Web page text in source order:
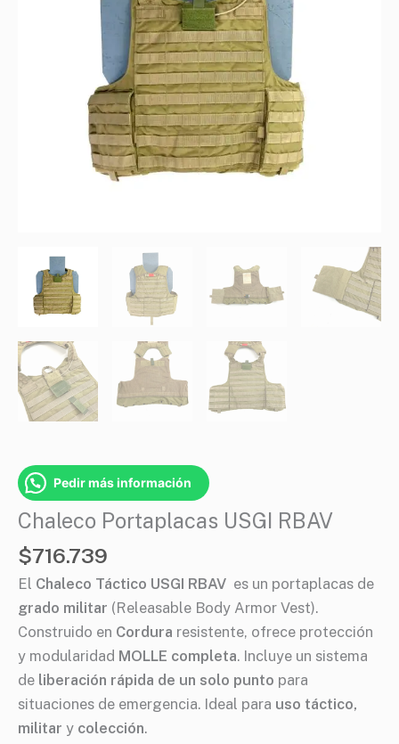
Pedir más información
Chaleco Portaplacas USGI RBAV
$716.739
El Chaleco Táctico USGI RBAV es un portaplacas de
grado militar (Releasable Body Armor Vest).
Construido en Cordura resistente, ofrece protección
y modularidad MOLLE completa. Incluye un sistema
de liberación rápida de un solo punto para
situaciones de emergencia. Ideal para uso táctico,
militar y colección.